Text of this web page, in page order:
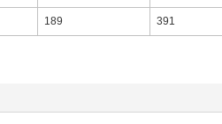
189 391